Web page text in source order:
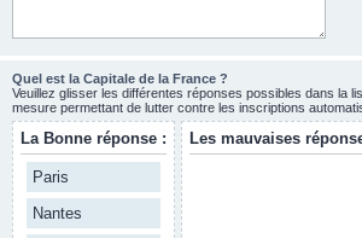
Quel est la Capitale de la France ?
Veuillez glisser les différentes réponses possibles dans la
mesure permettant de lutter contre les inscriptions
La Bonne réponse :
Paris
Nantes
Les mauvaises